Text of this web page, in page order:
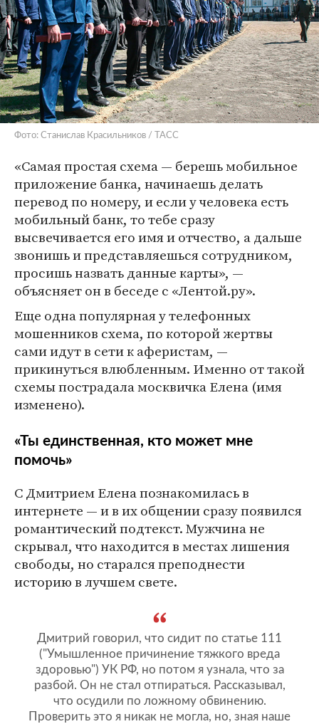
Фото: Станислав Красильников / ТАСС
«Самая простая схема — берешь мобильное
приложение банка, начинаешь делать
перевод по номеру, и если у человека есть
мобильный банк, то тебе сразу
высвечивается его имя и отчество, а дальше
звонишь и представляешься сотрудником,
просишь назвать данные карты», —
объясняет он в беседе с «Лентой.ру».
Еще одна популярная у телефонных
мошенников схема, по которой жертвы
сами идут в сети к аферистам, —
прикинуться влюбленным. Именно от такой
схемы пострадала москвичка Елена (имя
изменено).
«Ты единственная, кто может мне
помочь»
С Дмитрием Елена познакомилась в
интернете — и в их общении сразу появился
романтический подтекст. Мужчина не
скрывал, что находится в местах лишения
свободы, но старался преподнести
историю в лучшем свете.
Дмитрий говорил, что сидит по статье 111
("Умышленное причинение тяжкого вреда
здоровью") УК РФ, но потом я узнала, что за
разбой. Он не стал отпираться. Рассказывал,
что осудили по ложному обвинению.
Проверить это я никак не могла, но, зная наше